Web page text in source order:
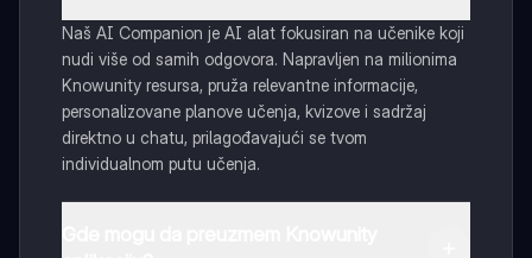
Naš AI Companion je AI alat fokusiran na učenike koji
nudi više od samih odgovora. Napravljen na milionima
Knowunity resursa, pruža relevantne informacije,
personalizovane planove učenja, kvizove i sadržaj
direktno u chatu, prilagođavajući se tvom
individualnom putu učenja.